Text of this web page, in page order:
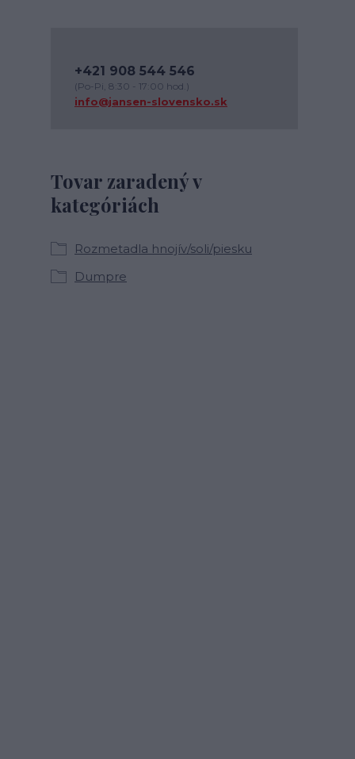
Tovar zaradený v
kategóriách
Rozmetadla hnojív/soli/piesku
Dumpre
+421 908 544 546
(Po-Pi, 8:30 - 17:00 hod.)
info@jansen-slovensko.sk